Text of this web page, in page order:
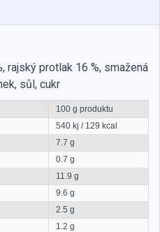
rajský protlak 16 %, smažená
sůl, cukr
100 g produktu
540 kj / 129 kcal
7.7 g
0.7 g
11.9 g
9.6 g
2.5 g
1.2 g